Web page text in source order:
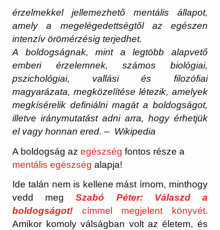
érzelmekkel jellemezhető mentális állapot,
amely a megelégedettségtől az egészen
intenzív örömérzésig terjedhet.
A boldogságnak, mint a legtöbb alapvető
emberi érzelemnek, számos biológiai,
pszichológiai, vallási és filozófiai
magyarázata, megközelítése létezik, amelyek
megkísérelik definiálni magát a boldogságot,
illetve iránymutatást adni arra, hogy érhetjük
el vagy honnan ered. – Wikipedia
A boldogság azegészség fontos része a
mentális egészség alapja!
Ide talán nem is kellene mást írnom, minthogy
vedd megSzabó Péter: Válaszd a
boldogságot!
címmel megjelent könyvét.
Amikor komoly válságban volt az életem, és